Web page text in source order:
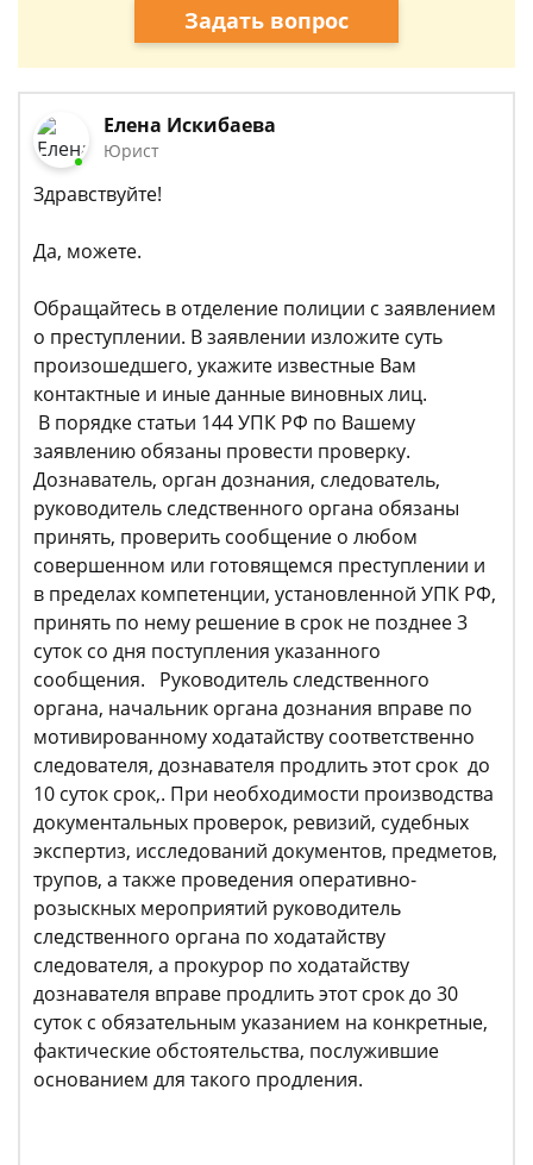
Задать вопрос
Елена Искибаева
Юрист
Здравствуйте!
Да, можете.
Обращайтесь в отделение полиции с заявлением
о преступлении. В заявлении изложите суть
произошедшего, укажите известные Вам
контактные и иные данные виновных лиц.
В порядке статьи 144 УПК РФ по Вашему
заявлению обязаны провести проверку.
Дознаватель, орган дознания, следователь,
руководитель следственного органа обязаны
принять, проверить сообщение о любом
совершенном или готовящемся преступлении и
в пределах компетенции, установленной УПК РФ,
принять по нему решение в срок не позднее 3
суток со дня поступления указанного
сообщения. Руководитель следственного
органа, начальник органа дознания вправе по
мотивированному ходатайству соответственно
следователя, дознавателя продлить этот срок до
10 суток срок,. При необходимости производства
документальных проверок, ревизий, судебных
экспертиз, исследований документов, предметов,
трупов, а также проведения оперативно-
розыскных мероприятий руководитель
следственного органа по ходатайству
следователя, а прокурор по ходатайству
дознавателя вправе продлить этот срок до 30
суток с обязательным указанием на конкретные,
фактические обстоятельства, послужившие
основанием для такого продления.